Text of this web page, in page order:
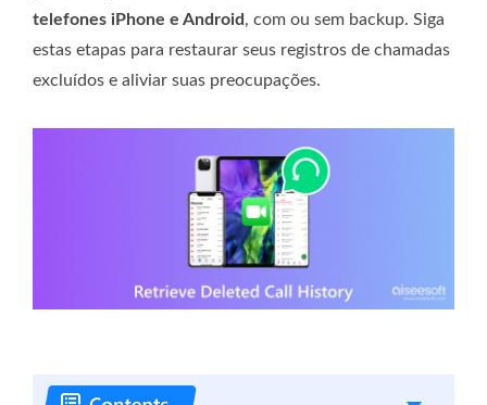
telefones iPhone e Android , com ou sem backup. Siga
estas etapas para restaurar seus registros de chamadas
excluídos e aliviar suas preocupações.